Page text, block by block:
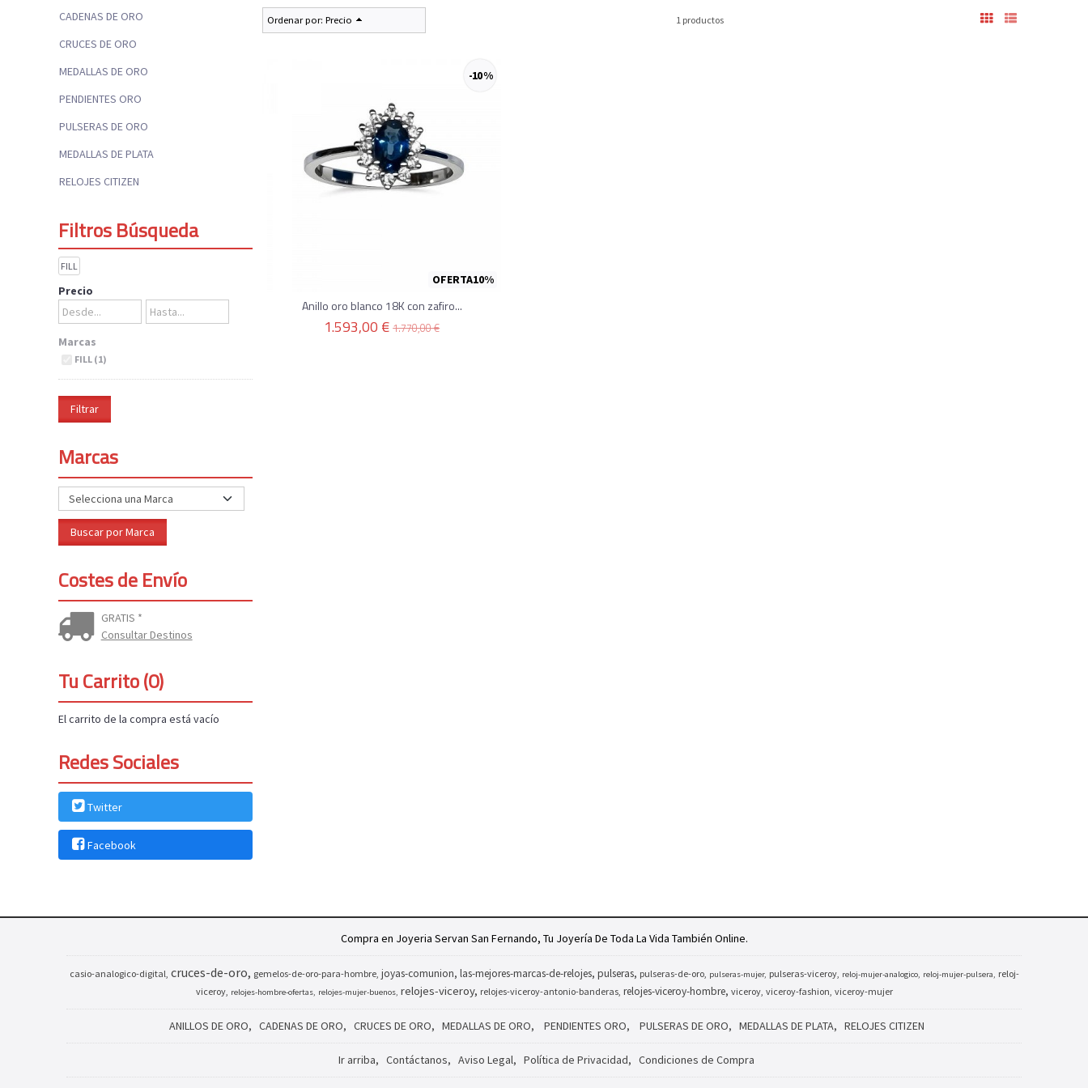
CADENAS DE ORO
CRUCES DE ORO
MEDALLAS DE ORO
PENDIENTES ORO
PULSERAS DE ORO
MEDALLAS DE PLATA
RELOJES CITIZEN
Filtros Búsqueda
FILL
Precio
Marcas
FILL (1)
Marcas
Costes de Envío
GRATIS *
Consultar Destinos
Tu Carrito (0)
El carrito de la compra está vacío
Redes Sociales
Twitter
Facebook
Ordenar por: Precio 1 productos
OFERTA10%
-10 %
Anillo oro blanco 18K con zafiro...
1.593,00 €1.770,00 €
Compra en Joyeria Servan San Fernando, Tu Joyería De Toda La Vida También Online.
casio-analogico-digital cruces-de-oro gemelos-de-oro-para-hombre joyas-comunion las-mejores-marcas-de-relojes pulseras pulseras-de-oro pulseras-mujer pulseras-viceroy reloj-mujer-analogico reloj-mujer-pulsera
reloj-
viceroy relojes-hombre-ofertas relojes-mujer-buenos relojes-viceroy relojes-viceroy-antonio-banderas relojes-viceroy-hombre viceroy viceroy-fashion viceroy-mujer
ANILLOS DE ORO CADENAS DE ORO CRUCES DE ORO MEDALLAS DE ORO PENDIENTES ORO PULSERAS DE ORO MEDALLAS DE PLATA RELOJES CITIZEN
Ir arriba Contáctanos Aviso Legal Política de Privacidad Condiciones de Compra